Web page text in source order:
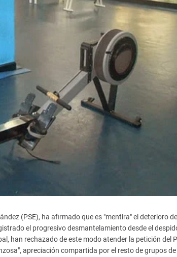
(PSE), ha afirmado que es "mentira" el deterioro
el progresivo desmantelamiento desde el
han rechazado de este modo atender la petición del
apreciación compartida por el resto de grupos de